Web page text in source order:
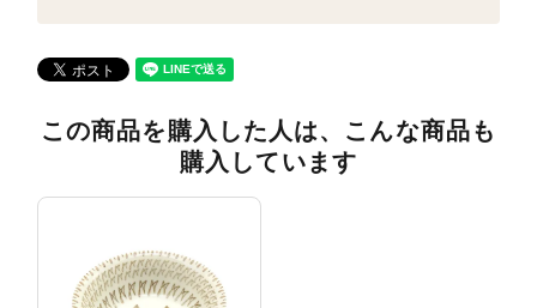
この商品を購入した人は、こんな商品も
購入しています